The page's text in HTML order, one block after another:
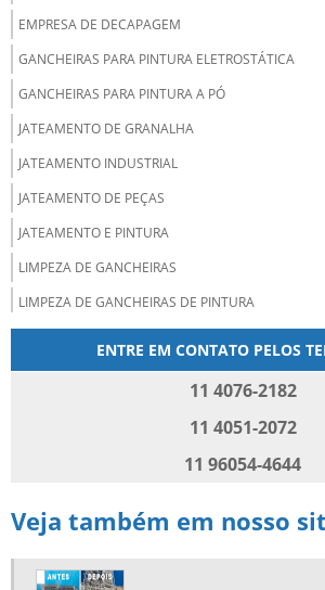
EMPRESA DE DECAPAGEM
GANCHEIRAS PARA PINTURA ELETROSTÁTICA
GANCHEIRAS PARA PINTURA A PÓ
JATEAMENTO DE GRANALHA
JATEAMENTO INDUSTRIAL
JATEAMENTO DE PEÇAS
JATEAMENTO E PINTURA
LIMPEZA DE GANCHEIRAS
LIMPEZA DE GANCHEIRAS DE PINTURA
LIMPEZA QUÍMICA DE PEÇAS
PIROLISE TÉRMICA
REMOÇÃO DE JATEAMENTO
ENTRE EM CONTATO PELOS
11 4076-2182
11 4051-2072
11 96054-4644
Veja também em nosso